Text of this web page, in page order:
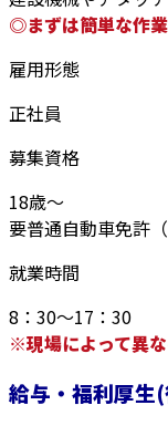
◎まずは簡単な作業
雇用形態
正社員
募集資格
18歳～
要普通自動車免許（
就業時間
8：30～17：30
※現場によって異
給与・福利厚生